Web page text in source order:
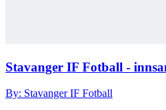
Stavanger IF Fotball -
By: Stavanger IF Fotball